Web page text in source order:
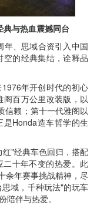
与热血震撼同台
、思域合资引入中国
的经典集结，诠释品
年开创时代的初心
百万公里改装版，以
信赖；第十一代雅阁以
Honda造车哲学的生
"经典车色回归，搭配
十年不变的热爱。此
余年赛事挑战精神，尽
域，千种玩法"的玩车
陪伴与热爱。